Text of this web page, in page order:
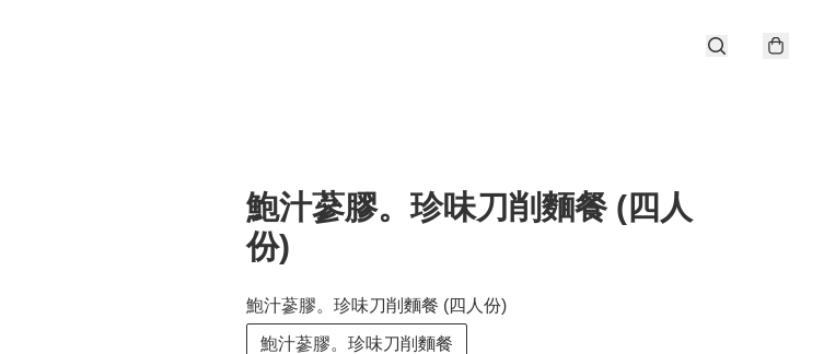
鮑汁蔘膠。珍味刀削麵餐 (四人
份)
鮑汁蔘膠。珍味刀削麵餐 (四人份)
鮑汁蔘膠。珍味刀削麵餐